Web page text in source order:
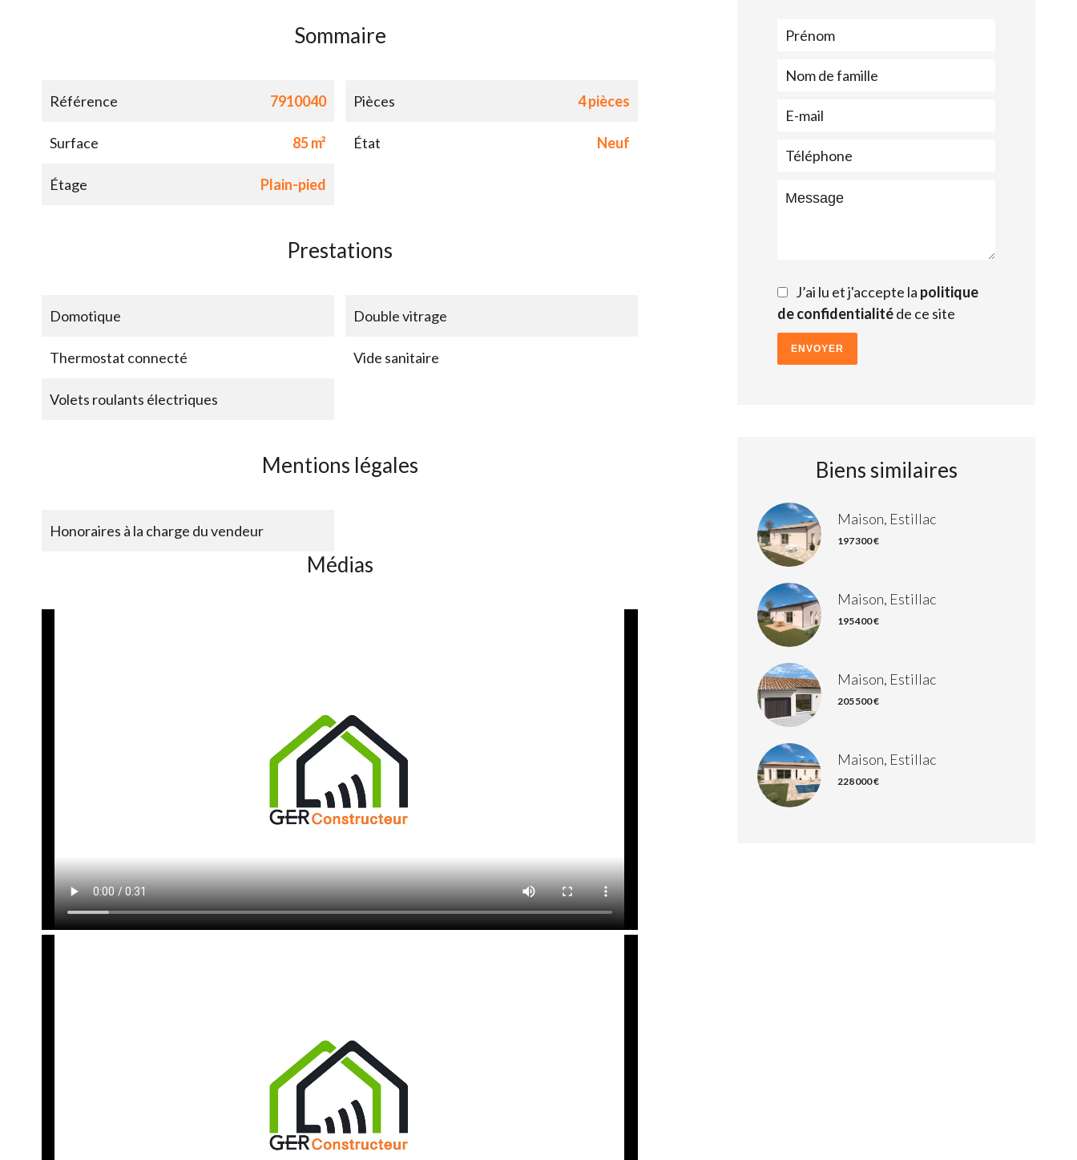
Sommaire
Référence 7910040 Pièces 4 pièces
Surface 85 m² État Neuf
Étage Plain-pied
Prestations
Domotique Double vitrage
Thermostat connecté Vide sanitaire
Volets roulants électriques
Mentions légales
Honoraires à la charge du vendeur
Médias
J’ai lu et j'accepte la politique
de confidentialitéde ce site
ENVOYER
Biens similaires
Maison, Estillac
197 300 €
Maison, Estillac
195 400 €
Maison, Estillac
205 500 €
Maison, Estillac
228 000 €